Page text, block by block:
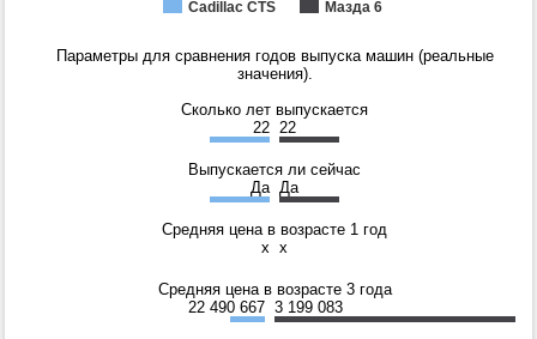
Cadillac CTS Мазда 6
Параметры для сравнения годов выпуска машин (реальные
значения).
Сколько лет выпускается
22 22
Выпускается ли сейчас
Да Да
Средняя цена в возрасте 1 год
x x
Средняя цена в возрасте 3 года
22 490 667 3 199 083